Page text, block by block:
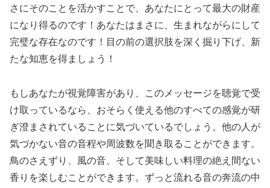
さにそのことを活かすことで、あなたにとって最大の財産
になり得るのです！あなたはまさに、生まれながらにして
完璧な存在なのです！目の前の選択肢を深く掘り下げ、新
たな知恵を得ましょう！
もしあなたが視覚障害があり、このメッセージを聴覚で受
け取っているなら、おそらく使える他のすべての感覚が研
ぎ澄まされていることに気づいているでしょう。他の人が
気づかない音の音程や周波数を聞き取ることができます。
鳥のさえずり、風の音、そして美味しい料理の絶え間ない
香りを楽しむことができます。ずっと流れる音の奔流の中